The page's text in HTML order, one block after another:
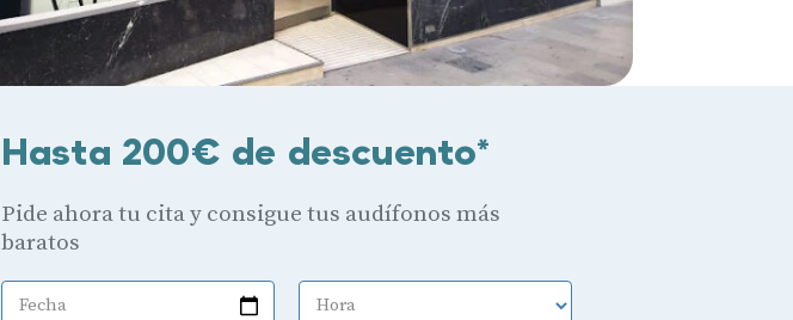
Hasta 200€ de descuento*
Pide ahora tu cita y consigue tus audífonos más
baratos
Fecha Hora